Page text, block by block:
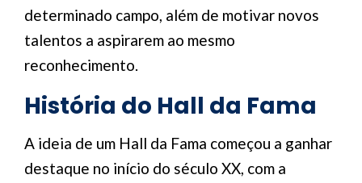
determinado campo, além de motivar novos
talentos a aspirarem ao mesmo
reconhecimento.
História do Hall da Fama
A ideia de um Hall da Fama começou a ganhar
destaque no início do século XX, com a